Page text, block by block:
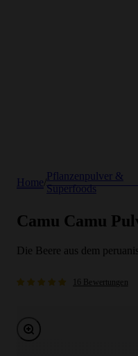
Home
Pflanzenpulver &
Superfoods
Camu Camu
Die Beere aus dem
16 Bewertungen
Bild vergrößern